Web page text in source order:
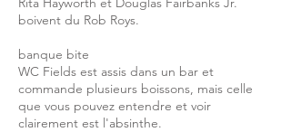
boivent du Rob Roys.
banque bite
WC Fields est assis dans un bar et
commande plusieurs boissons, mais celle
que vous pouvez entendre et voir
clairement est l'absinthe.